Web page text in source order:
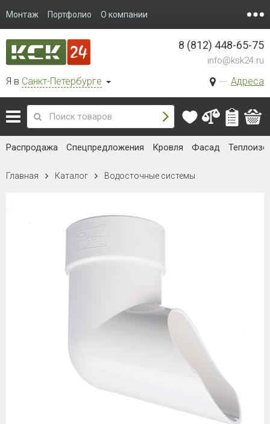
Монтаж Портфолио О компании
Я в Санкт-Петербурге Адреса
8 (812) 448-65-75
info@ksk24.ru
Распродажа Спецпредложения Кровля Фасад
Главная Каталог Водосточные системы